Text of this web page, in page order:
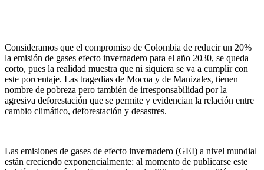
Consideramos que el compromiso de Colombia de reducir un 20%
la emisión de gases efecto invernadero para el año 2030, se queda
corto, pues la realidad muestra que ni siquiera se va a cumplir con
este porcentaje. Las tragedias de Mocoa y de Manizales, tienen
nombre de pobreza pero también de irresponsabilidad por la
agresiva deforestación que se permite y evidencian la relación entre
cambio climático, deforestación y desastres.
Las emisiones de gases de efecto invernadero (GEI) a nivel mundial
están creciendo exponencialmente: al momento de publicarse este